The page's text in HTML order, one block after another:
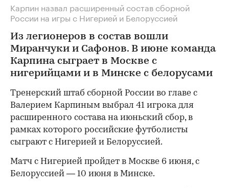
Карпин назвал расширенный состав сборной
России на игры с Нигерией и Белоруссией
Из легионеров в состав вошли
Миранчуки и Сафонов. В июне команда
Карпина сыграет в Москве с
нигерийцами и в Минске с белорусами
Тренерский штаб сборной России во главе с
Валерием Карпиным выбрал 41 игрока для
расширенного состава на июньский сбор, в
рамках которого российские футболисты
сыграют с Нигерией и Белоруссией.
Матч с Нигерией пройдет в Москве 6 июня, с
Белоруссией — 10 июня в Минске.